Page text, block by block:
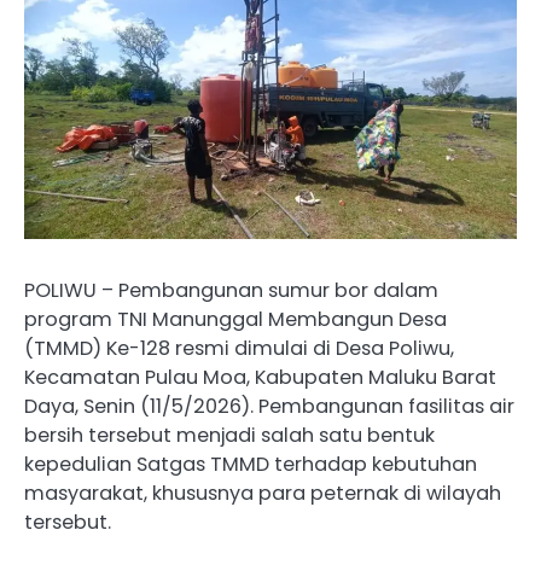
POLIWU – Pembangunan sumur bor dalam
program TNI Manunggal Membangun Desa
(TMMD) Ke-128 resmi dimulai di Desa Poliwu,
Kecamatan Pulau Moa, Kabupaten Maluku Barat
Daya, Senin (11/5/2026). Pembangunan fasilitas air
bersih tersebut menjadi salah satu bentuk
kepedulian Satgas TMMD terhadap kebutuhan
masyarakat, khususnya para peternak di wilayah
tersebut.